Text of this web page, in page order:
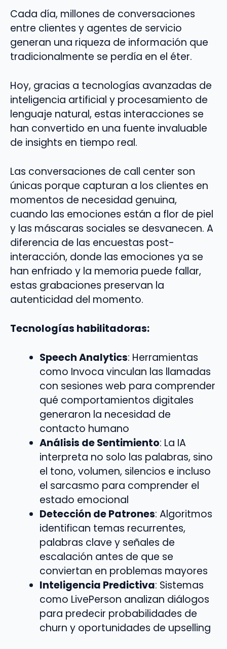
Cada día, millones de conversaciones
entre clientes y agentes de servicio
generan una riqueza de información que
tradicionalmente se perdía en el éter.
Hoy, gracias a tecnologías avanzadas de
inteligencia artificial y procesamiento de
lenguaje natural, estas interacciones se
han convertido en una fuente invaluable
de insights en tiempo real.
Las conversaciones de call center son
únicas porque capturan a los clientes en
momentos de necesidad genuina,
cuando las emociones están a flor de piel
y las máscaras sociales se desvanecen. A
diferencia de las encuestas post-
interacción, donde las emociones ya se
han enfriado y la memoria puede fallar,
estas grabaciones preservan la
autenticidad del momento.
Tecnologías habilitadoras:
Speech Analytics: Herramientas
como Invoca vinculan las llamadas
con sesiones web para comprender
qué comportamientos digitales
generaron la necesidad de
contacto humano
Análisis de Sentimiento: La IA
interpreta no solo las palabras, sino
el tono, volumen, silencios e incluso
el sarcasmo para comprender el
estado emocional
Detección de Patrones: Algoritmos
identifican temas recurrentes,
palabras clave y señales de
escalación antes de que se
conviertan en problemas mayores
Inteligencia Predictiva: Sistemas
como LivePerson analizan diálogos
para predecir probabilidades de
churn y oportunidades de upselling